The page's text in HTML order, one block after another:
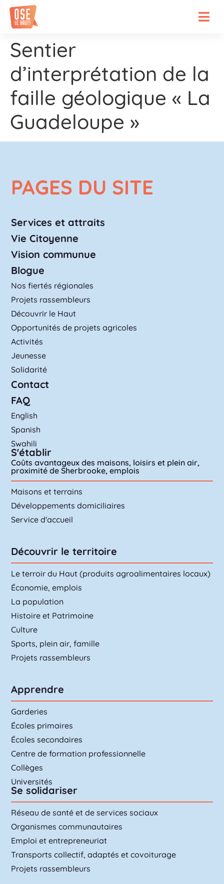
Sentier
d’interprétation de la
faille géologique « La
Guadeloupe »
PAGES DU SITE
Services et attraits
Vie Citoyenne
Vision communue
Blogue
Nos fiertés régionales
Projets rassembleurs
Découvrir le Haut
Opportunités de projets agricoles
Activités
Jeunesse
Solidarité
Contact
FAQ
English
Spanish
Swahili
S'établir
Coûts avantageux des maisons, loisirs et plein air,
proximité de Sherbrooke, emplois
Maisons et terrains
Développements domiciliaires
Service d'accueil
Découvrir le territoire
Le terroir du Haut (produits agroalimentaires locaux)
Économie, emplois
La population
Histoire et Patrimoine
Culture
Sports, plein air, famille
Projets rassembleurs
Apprendre
Garderies
Écoles primaires
Écoles secondaires
Centre de formation professionnelle
Collèges
Universités
Se solidariser
Réseau de santé et de services sociaux
Organismes communautaires
Emploi et entrepreneuriat
Transports collectif, adaptés et covoiturage
Projets rassembleurs